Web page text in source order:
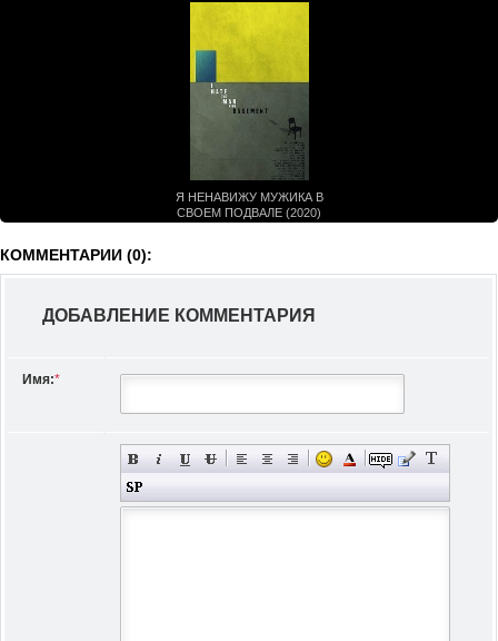
Я НЕНАВИЖУ МУЖИКА В
СВОЕМ ПОДВАЛЕ (2020)
КОММЕНТАРИИ (0):
ДОБАВЛЕНИЕ КОММЕНТАРИЯ
Имя:*